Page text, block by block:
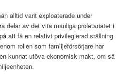
alltid varit exploaterade under
delar av det vita manliga proletariatet i
att få en relativt privilegierad ställning
rollen som familjeförsörjare har
kunnat utöva ekonomisk makt, om så